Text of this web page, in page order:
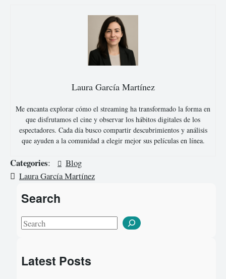
Laura García Martínez
Me encanta explorar cómo el streaming ha transformado la forma en
que disfrutamos el cine y observar los hábitos digitales de los
espectadores. Cada día busco compartir descubrimientos y análisis
que ayuden a la comunidad a elegir mejor sus películas en línea.
Categories:
Blog
Laura García Martínez
Search
S
r
Latest Posts